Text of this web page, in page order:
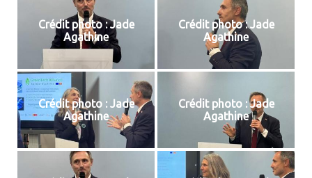
Crédit photo : Jade
Agathine
Crédit photo : Jade
Agathine
Crédit photo : Jade
Agathine
Crédit photo : Jade
Agathine